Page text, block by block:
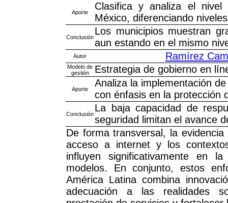
Aporte
Clasifica y analiza el
México, diferenciando
Conclusión
Los municipios muestran
aun estando en el mismo
Autor Ramírez
Modelo de
gestión
Estrategia de gobierno en
Aporte
Analiza la implementación
con énfasis en la protección
Conclusión
La baja capacidad de
seguridad limitan el avance
De forma transversal, la
acceso a internet y los
influyen significativamente en
modelos. En conjunto, estos
América Latina combina
adecuación a las realidades